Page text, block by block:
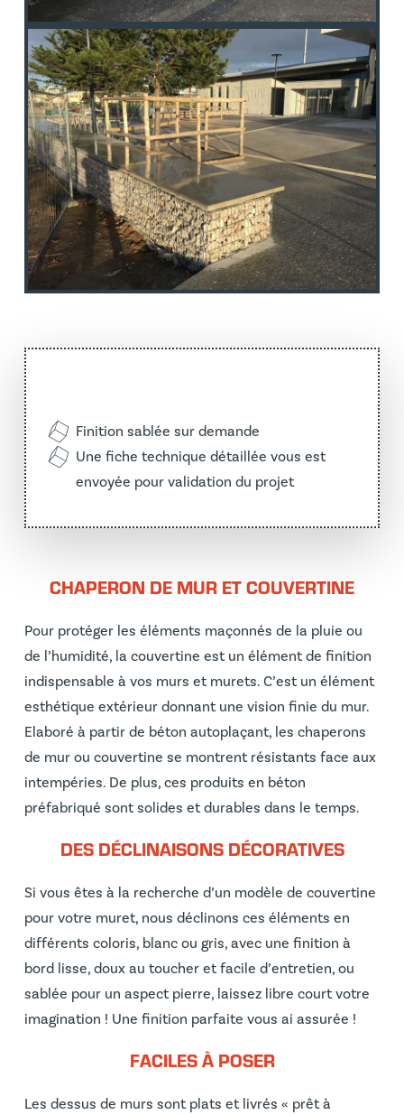
Finition sablée sur demande
Une fiche technique détaillée vous est
envoyée pour validation du projet
CHAPERON DE MUR ET COUVERTINE
Pour protéger les éléments maçonnés de la pluie ou
de l’humidité, la couvertine est un élément de finition
indispensable à vos murs et murets. C’est un élément
esthétique extérieur donnant une vision finie du mur.
Elaboré à partir de béton autoplaçant, les chaperons
de mur ou couvertine se montrent résistants face aux
intempéries. De plus, ces produits en béton
préfabriqué sont solides et durables dans le temps.
DES DÉCLINAISONS DÉCORATIVES
Si vous êtes à la recherche d’un modèle de couvertine
pour votre muret, nous déclinons ces éléments en
différents coloris, blanc ou gris, avec une finition à
bord lisse, doux au toucher et facile d’entretien, ou
sablée pour un aspect pierre, laissez libre court votre
imagination ! Une finition parfaite vous ai assurée !
FACILES À POSER
Les dessus de murs sont plats et livrés « prêt à